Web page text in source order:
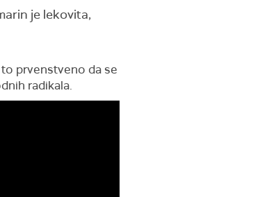
je lekovita,
prvenstveno da se
radikala.